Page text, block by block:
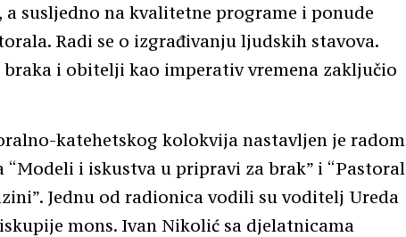
susljedno na kvalitetne programe i ponude
Radi se o izgrađivanju ljudskih stavova.
i obitelji kao imperativ vremena zaključio
katehetskog kolokvija nastavljen je radom
“Modeli i iskustva u pripravi za brak” i “Pastoral
Jednu od radionica vodili su voditelj Ureda
mons. Ivan Nikolić sa djelatnicama